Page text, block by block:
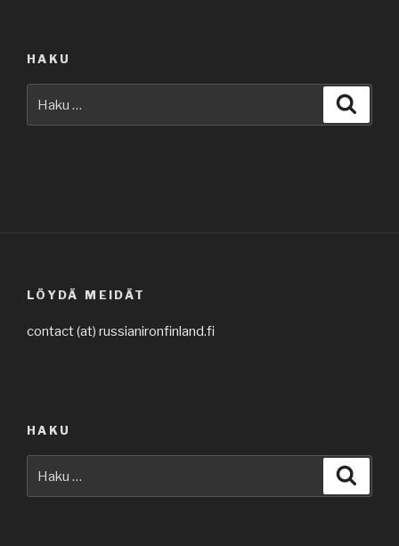
HAKU
LÖYDÄ MEIDÄT
contact (at) russianironfinland.fi
HAKU